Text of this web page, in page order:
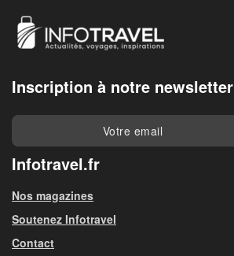
Inscription à notre newsletter
Infotravel.fr
Nos magazines
Soutenez Infotravel
Contact